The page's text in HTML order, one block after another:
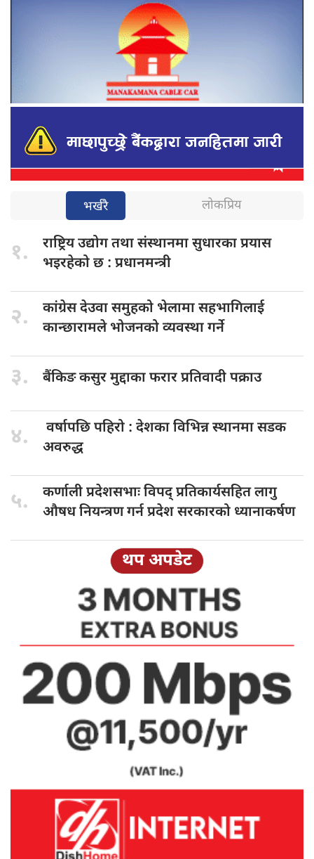
भर्खरै लोकप्रिय
१. राष्ट्रिय उद्योगतथा संस्थानमा सुधारका प्रयास
भइरहेको छ : प्रधानमन्त्री
२. कांग्रेस देउवासमुहको भेलामा सहभागिलाई
कान्छारामले भोजनको व्यवस्था गर्ने
३. बैंकिङ कसुरमुद्दाका फरार प्रतिवादी पक्राउ
४. वर्षापछि पहिरो : देशका विभिन्न स्थानमा सडक
अवरुद्ध
५. कर्णाली प्रदेशसभाःविपद् प्रतिकार्यसहित लागु
औषध नियन्त्रण गर्न प्रदेश सरकारको ध्यानाकर्षण
थप अपडेट